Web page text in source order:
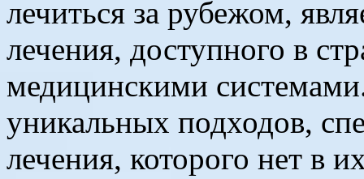
лечиться за рубежом,
лечения, доступного в
медицинскими
уникальных подходов,
лечения, которого нет в